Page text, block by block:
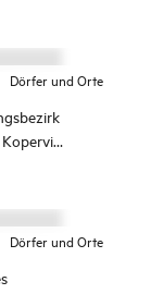
Dörfer und Orte
Dörfer und Orte